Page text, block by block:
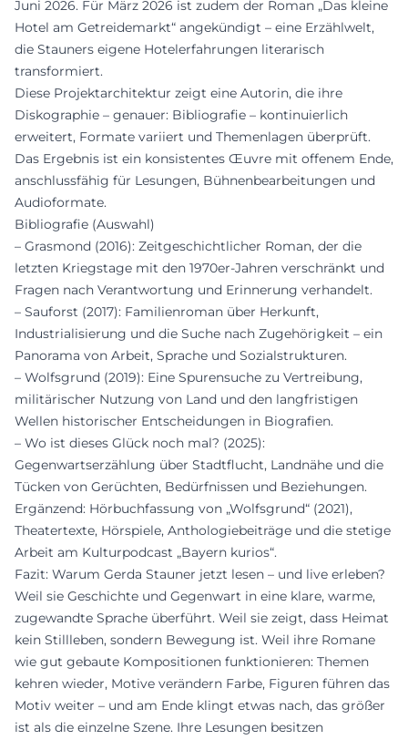
Juni 2026. Für März 2026 ist zudem der Roman „Das kleine
Hotel am Getreidemarkt“ angekündigt – eine Erzählwelt,
die Stauners eigene Hotelerfahrungen literarisch
transformiert.
Diese Projektarchitektur zeigt eine Autorin, die ihre
Diskographie – genauer: Bibliografie – kontinuierlich
erweitert, Formate variiert und Themenlagen überprüft.
Das Ergebnis ist ein konsistentes Œuvre mit offenem Ende,
anschlussfähig für Lesungen, Bühnenbearbeitungen und
Audioformate.
Bibliografie (Auswahl)
– Grasmond (2016): Zeitgeschichtlicher Roman, der die
letzten Kriegstage mit den 1970er-Jahren verschränkt und
Fragen nach Verantwortung und Erinnerung verhandelt.
– Sauforst (2017): Familienroman über Herkunft,
Industrialisierung und die Suche nach Zugehörigkeit – ein
Panorama von Arbeit, Sprache und Sozialstrukturen.
– Wolfsgrund (2019): Eine Spurensuche zu Vertreibung,
militärischer Nutzung von Land und den langfristigen
Wellen historischer Entscheidungen in Biografien.
– Wo ist dieses Glück noch mal? (2025):
Gegenwartserzählung über Stadtflucht, Landnähe und die
Tücken von Gerüchten, Bedürfnissen und Beziehungen.
Ergänzend: Hörbuchfassung von „Wolfsgrund“ (2021),
Theatertexte, Hörspiele, Anthologiebeiträge und die stetige
Arbeit am Kulturpodcast „Bayern kurios“.
Fazit: Warum Gerda Stauner jetzt lesen – und live erleben?
Weil sie Geschichte und Gegenwart in eine klare, warme,
zugewandte Sprache überführt. Weil sie zeigt, dass Heimat
kein Stillleben, sondern Bewegung ist. Weil ihre Romane
wie gut gebaute Kompositionen funktionieren: Themen
kehren wieder, Motive verändern Farbe, Figuren führen das
Motiv weiter – und am Ende klingt etwas nach, das größer
ist als die einzelne Szene. Ihre Lesungen besitzen